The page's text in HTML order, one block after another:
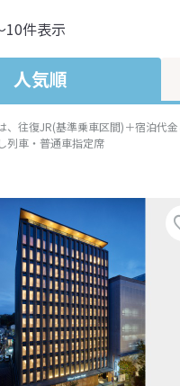
10件表示
人気順
往復JR(基準乗車区間)＋宿泊代金
列車・普通車指定席